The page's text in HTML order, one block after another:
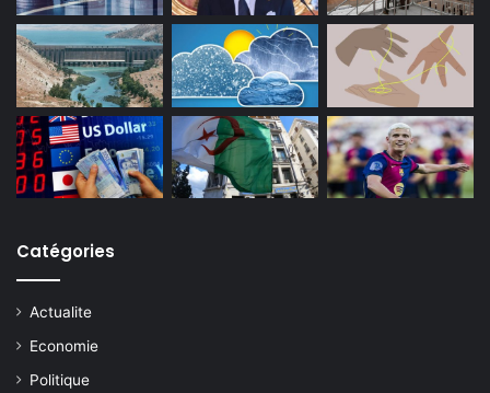
Catégories
Actualite
Economie
Politique